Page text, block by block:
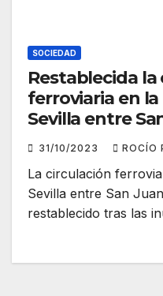
SOCIEDAD
Restablecida
ferroviaria en
Sevilla entre
Niebla
31/10/2023 ROCÍO
La circulación
Sevilla entre San
restablecido tras las